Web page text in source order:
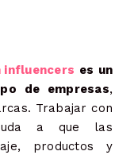
influencers es un
de empresas,
Trabajar con
a que las
productos y